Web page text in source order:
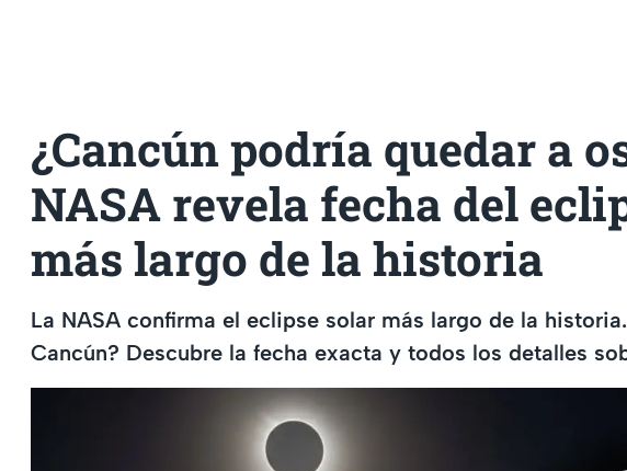
¿Cancún podría quedar a
NASA revela fecha del
más largo de la historia
La NASA confirma el eclipse solar más largo de la
Cancún? Descubre la fecha exacta y todos los detalles